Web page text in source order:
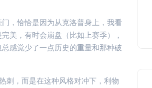
，恰恰是因为从克洛普身上，我看
美，有时会崩盘（比如上赛季），
感觉少了一点历史的重量和那种破
刺，而是在这种风格对冲下，利物